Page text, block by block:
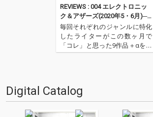
REVIEWS : 004 エレクトロニッ
ク＆アザーズ(2020年5・6月)──
八木皓平
毎回それぞれのジャンルに特化
したライターがこの数ヶ月で
「コレ」と思った9作品＋αを紹
介するコーナー。今回はエレク
く、ベースラインも強調され
ず、ほとんどの楽曲はダンサブ
ルとい…
Digital Catalog